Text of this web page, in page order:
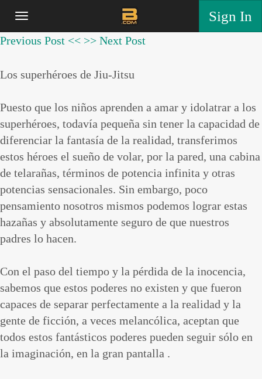
Sign In
Previous Post << >> Next Post
Los superhéroes de Jiu-Jitsu
Puesto que los niños aprenden a amar y idolatrar a los
superhéroes, todavía pequeña sin tener la capacidad de
diferenciar la fantasía de la realidad, transferimos
estos héroes el sueño de volar, por la pared, una cabina
de telarañas, términos de potencia infinita y otras
potencias sensacionales. Sin embargo, poco
pensamiento nosotros mismos podemos lograr estas
hazañas y absolutamente seguro de que nuestros
padres lo hacen.
Con el paso del tiempo y la pérdida de la inocencia,
sabemos que estos poderes no existen y que fueron
capaces de separar perfectamente a la realidad y la
gente de ficción, a veces melancólica, aceptan que
todos estos fantásticos poderes pueden seguir sólo en
la imaginación, en la gran pantalla .